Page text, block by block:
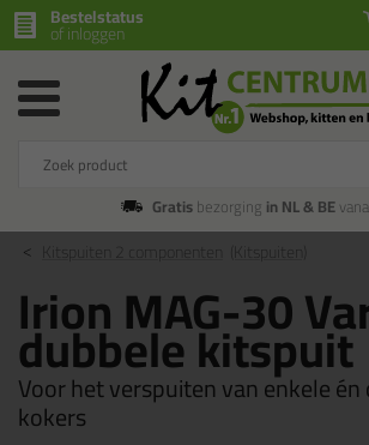
Bestelstatus
of inloggen
Gratisbezorging in NL & BE
Kitspuiten 2 componenten
Irion MAG-30
dubbele kitspuit
Voor het verspuiten van enkele
kokers